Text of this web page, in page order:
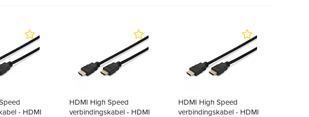
- HDMI
HDMI High Speed
verbindingskabel - HDMI
HDMI High Speed
verbindingskabel - HDMI